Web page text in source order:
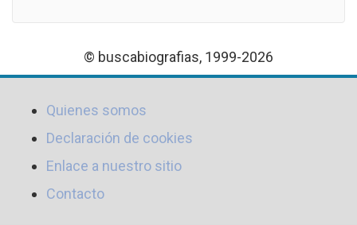
© buscabiografias, 1999-2026
Quienes somos
Declaración de cookies
Enlace a nuestro sitio
Contacto